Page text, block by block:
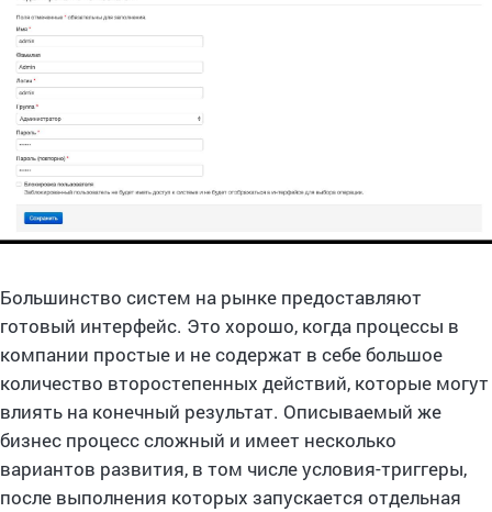
Большинство систем на рынке предоставляют
готовый интерфейс. Это хорошо, когда процессы в
компании простые и не содержат в себе большое
количество второстепенных действий, которые могут
влиять на конечный результат. Описываемый же
бизнес процесс сложный и имеет несколько
вариантов развития, в том числе условия-триггеры,
после выполнения которых запускается отдельная